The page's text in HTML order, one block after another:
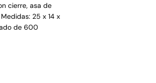
cierre, asa de
25 x 14 x
de 600